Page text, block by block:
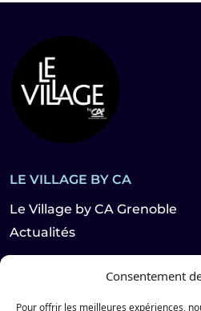
Consentement
Pour offrir les meilleures expériences,
LE VILLAGE BY CA
Le Village by CA Grenoble
Actualités
LES HABITANTS